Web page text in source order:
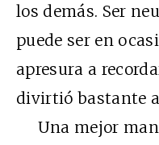
los demás. Ser
puede ser en
apresura a
divirtió bastante
Una mejor